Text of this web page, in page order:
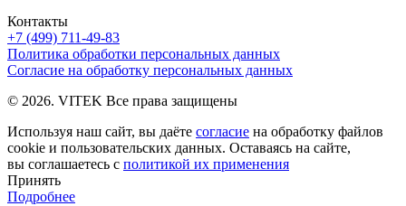
Контакты
+7 (499) 711-49-83
Политика обработки персональных данных
Согласие на обработку персональных данных
© 2026. VITEK Все права защищены
Используя наш сайт, вы даёте согласие на обработку файлов
cookie и пользовательских данных. Оставаясь на сайте,
вы соглашаетесь с политикой их применения
Принять
Подробнее